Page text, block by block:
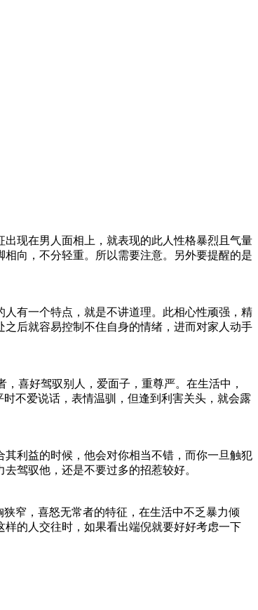
现在男人面相上，就表现的此人性格暴烈且气量
向，不分轻重。所以需要注意。另外要提醒的是
有一个特点，就是不讲道理。此相心性顽强，精
后就容易控制不住自身的情绪，进而对家人动手
喜好驾驭别人，爱面子，重尊严。在生活中，
不爱说话，表情温驯，但逢到利害关头，就会露
利益的时候，他会对你相当不错，而你一旦触犯
驾驭他，还是不要过多的招惹较好。
窄，喜怒无常者的特征，在生活中不乏暴力倾
的人交往时，如果看出端倪就要好好考虑一下